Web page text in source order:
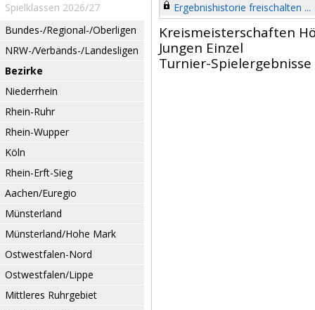
Spielklassen 2026/27
Bundes-/Regional-/Oberligen
NRW-/Verbands-/Landesligen
Bezirke
Niederrhein
Rhein-Ruhr
Rhein-Wupper
Köln
Rhein-Erft-Sieg
Aachen/Euregio
Münsterland
Münsterland/Hohe Mark
Ostwestfalen-Nord
Ostwestfalen/Lippe
Mittleres Ruhrgebiet
Ergebnishistorie freischalten ...
Kreismeisterschaften
Jungen Einzel
Turnier-Spielergebnisse